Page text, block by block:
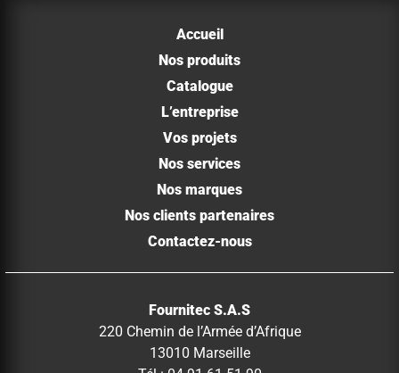
Accueil
Nos produits
Catalogue
L’entreprise
Vos projets
Nos services
Nos marques
Nos clients partenaires
Contactez-nous
Fournitec S.A.S
220 Chemin de l’Armée d’Afrique
13010 Marseille